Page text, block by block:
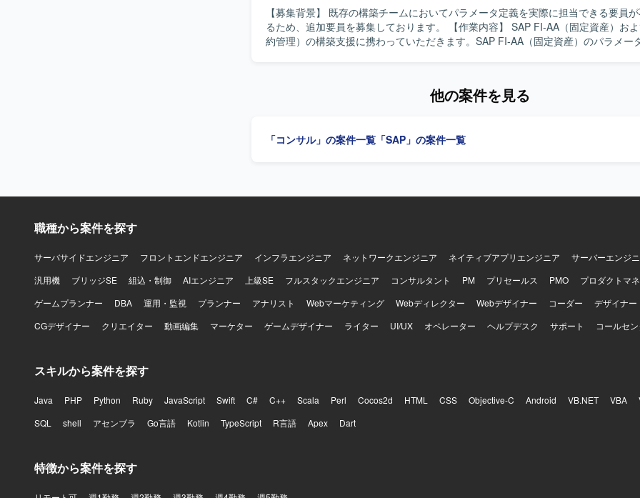
【募集背景】 既存の構築チームにおいてパラメータ定義を実際に担当できる要員
るため、追加要員を募集しております。 【作業内容】 SAP FI-AA（固定資産）およびCLM（契
約管理）の構築支援に携わっていただきます。SAP FI-AA（固定資産）のパラメー
たご経験をお持ちで、IFRS16に関する知識やスキルを前向きにキャッチアップし
見を深めながら、SAP FI-AAおよび関連領域のコンサルスキルを高めていただける
他の案件を見る
「コンサル」の案件一覧 「SAP」の案件一覧
職種から案件を探す
サーバサイドエンジニア フロントエンドエンジニア インフラエンジニア ネットワークエンジニア ネイティブアプリエンジニア
サーバーエンジ
汎用機
ブリッジSE 組込・制御 AIエンジニア 上級SE フルスタックエンジニア コンサルタント PM プリセールス PMO
プロダクトマ
ゲームプランナー
DBA 運用・監視 プランナー アナリスト Webマーケティング Webディレクター Webデザイナー コーダー
デザイナー
CGデザイナー
クリエイター 動画編集 マーケター ゲームデザイナー ライター UI/UX オペレーター ヘルプデスク サポート コールセ
スキルから案件を探す
Java PHP Python Ruby JavaScript Swift C# C++ Scala Perl Cocos2d HTML CSS Objective-C Android VB.NET VBA
SQL
shell アセンブラ Go言語 Kotlin TypeScript R言語 Apex Dart
特徴から案件を探す